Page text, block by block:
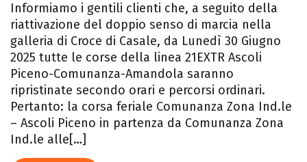
Informiamo i gentili clienti che, a seguito della
riattivazione del doppio senso di marcia nella
galleria di Croce di Casale, da Lunedì 30 Giugno
2025 tutte le corse della linea 21EXTR Ascoli
Piceno-Comunanza-Amandola saranno
ripristinate secondo orari e percorsi ordinari.
Pertanto: la corsa feriale Comunanza Zona Ind.le
– Ascoli Piceno in partenza da Comunanza Zona
Ind.le alle[…]